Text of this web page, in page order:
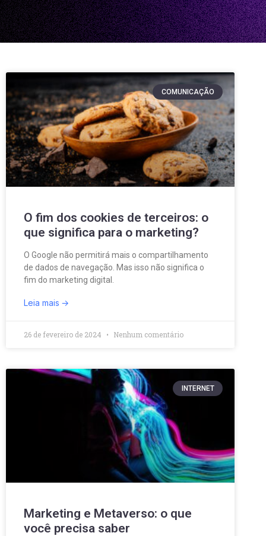
COMUNICAÇÃO
O fim dos cookies de terceiros: o
que significa para o marketing?
O Google não permitirá mais o compartilhamento
de dados de navegação. Mas isso não significa o
fim do marketing digital.
Leia mais
26 de fevereiro de 2024 Nenhum comentário
INTERNET
Marketing e Metaverso: o que
você precisa saber